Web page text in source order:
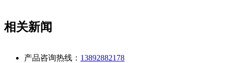
相关新闻
产品咨询热线： 13892882178